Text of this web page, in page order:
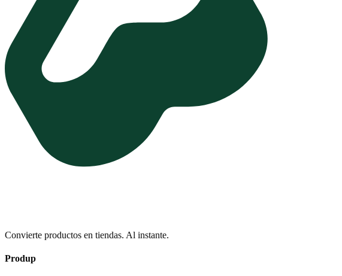
Convierte productos en tiendas. Al instante.
Produp